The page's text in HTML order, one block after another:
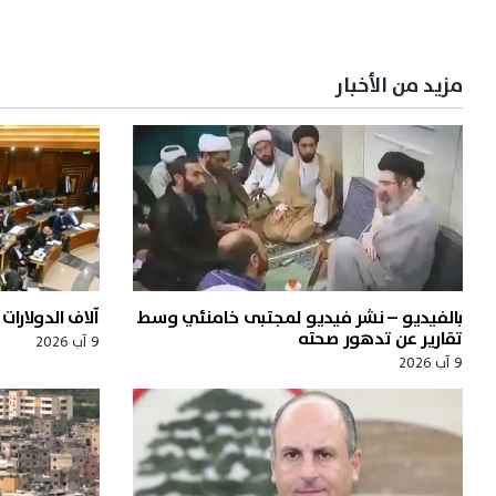
مزيد من الأخبار
بالفيديو – نشر فيديو لمجتبى خامنئي وسط
تقارير عن تدهور صحته
9 آب 2026
آلاف
9 آب 2026